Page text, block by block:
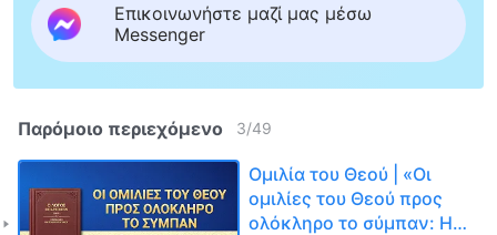
Επικοινωνήστε μαζί μας μέσω
Messenger
Παρόμοιο περιεχόμενο 3/49
Ομιλία του Θεού | «Οι
ομιλίες του Θεού προς
ολόκληρο το σύμπαν: Η